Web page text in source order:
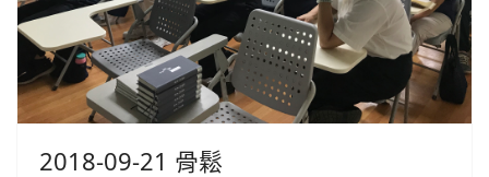
2018-09-21 骨鬆